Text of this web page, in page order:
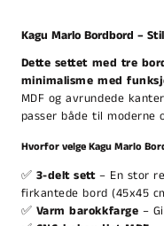
Kagu Marlo Bordbord –
Dette settet med tre
minimalisme med
MDF og avrundede
passer både til moderne
Hvorfor velge Kagu Marlo
✅ 3-delt sett – En stor
firkantede bord (45x45
✅ Varm barokkfarge –